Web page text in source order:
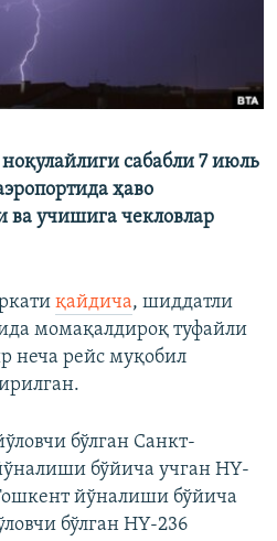
сабабли 7 июль
ҳаво
учишига чекловлар
қайдича, шиддатли
момақалдироқ туфайли
неча рейс муқобил
бўлган Санкт-
бўйича учган HY-
йўналиши бўйича
бўлган HY-236